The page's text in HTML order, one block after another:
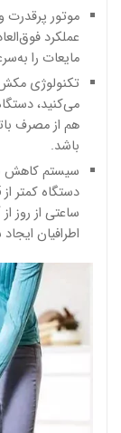
موتور
عملکرد
مایعات را
تکنولوژی
می‌کنید،
هم از مصرف
باشد.
سیستم کاهش
ساعتی از روز
اطرافیان